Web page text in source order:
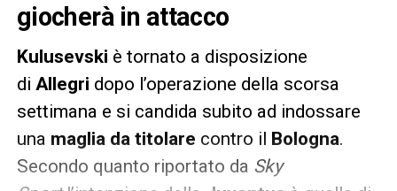
giocherà in attacco
Kulusevski è tornato a disposizione
di Allegri dopo l’operazione della scorsa
settimana e si candida subito ad indossare
una maglia da titolare contro il Bologna.
Secondo quanto riportato da Sky